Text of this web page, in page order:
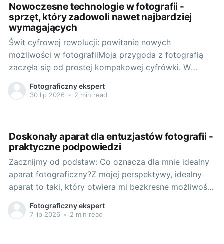
Nowoczesne technologie w fotografii -
sprzęt, który zadowoli nawet najbardziej
wymagających
Świt cyfrowej rewolucji: powitanie nowych
możliwości w fotografiiMoja przygoda z fotografią
zaczęła się od prostej kompakowej cyfrówki. W
miarę, jak rozwijałem swoją pasję, zrozumiałem, jak
ważny jest dostęp do odpowiedniego sprzętu. Kiedy
możliwe, że aparat może ważyć mniej,
Fotograficzny ekspert
30 lip 2026 • 2 min read
Doskonały aparat dla entuzjastów fotografii -
praktyczne podpowiedzi
Zacznijmy od podstaw: Co oznacza dla mnie idealny
aparat fotograficzny?Z mojej perspektywy, idealny
aparat to taki, który otwiera mi bezkresne możliwości
twórcze, a jednocześnie jest praktyczny i nie
przysparza mi bezpośrednich problemów na żadnym
Fotograficzny ekspert
7 lip 2026 • 2 min read